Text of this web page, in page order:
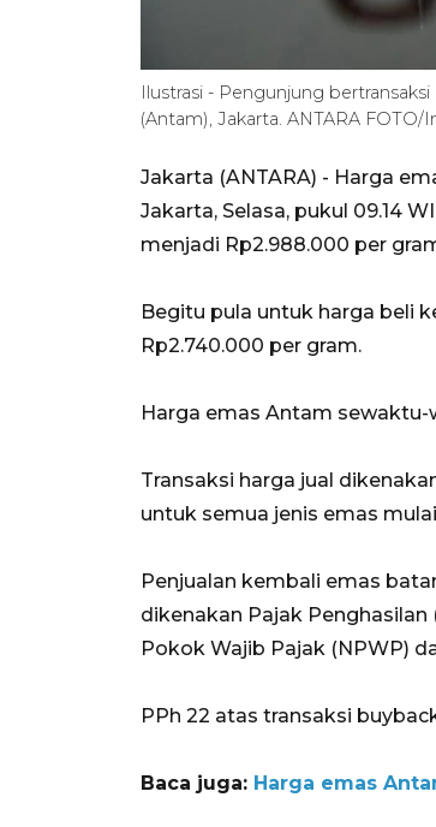
Ilustrasi - Pengunjung
(Antam), Jakarta. ANTARA
Jakarta (ANTARA) - Harga
Jakarta, Selasa, pukul 09.14
menjadi Rp2.988.000 per
Begitu pula untuk harga beli
Rp2.740.000 per gram.
Harga emas Antam
Transaksi harga jual
untuk semua jenis emas
Penjualan kembali emas
dikenakan Pajak Penghasilan
Pokok Wajib Pajak (NPWP)
PPh 22 atas transaksi
Baca juga: Harga emas